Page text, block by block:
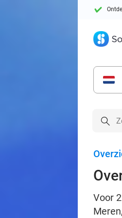
Voor